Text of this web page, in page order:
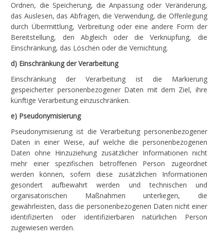
Ordnen, die Speicherung, die Anpassung oder Veränderung,
das Auslesen, das Abfragen, die Verwendung, die Offenlegung
durch Übermittlung, Verbreitung oder eine andere Form der
Bereitstellung, den Abgleich oder die Verknüpfung, die
Einschränkung, das Löschen oder die Vernichtung.
d) Einschränkung der Verarbeitung
Einschränkung der Verarbeitung ist die Markierung
gespeicherter personenbezogener Daten mit dem Ziel, ihre
künftige Verarbeitung einzuschränken.
e) Pseudonymisierung
Pseudonymisierung ist die Verarbeitung personenbezogener
Daten in einer Weise, auf welche die personenbezogenen
Daten ohne Hinzuziehung zusätzlicher Informationen nicht
mehr einer spezifischen betroffenen Person zugeordnet
werden können, sofern diese zusätzlichen Informationen
gesondert aufbewahrt werden und technischen und
organisatorischen Maßnahmen unterliegen, die
gewährleisten, dass die personenbezogenen Daten nicht einer
identifizierten oder identifizierbaren natürlichen Person
zugewiesen werden.